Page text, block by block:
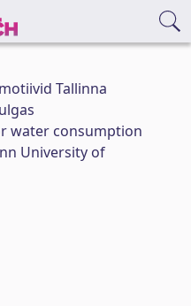
Tallinna
water consumption
University of